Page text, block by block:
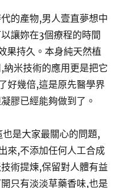
的產物,男人壹直夢想中
讓妳在3個療程的時間
果持久。本身純天然植
米技術的應用更是把它
好幾倍,這是原先醫學界
膠已經能夠做到了。
是大家最關心的問題,
來,不添加任何人工合成
術提煉,保留對人體有益
只有淡淡草藥香味,也是